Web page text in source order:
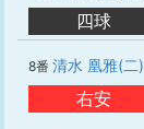
四球
8番 清水 凰雅(二)
右安